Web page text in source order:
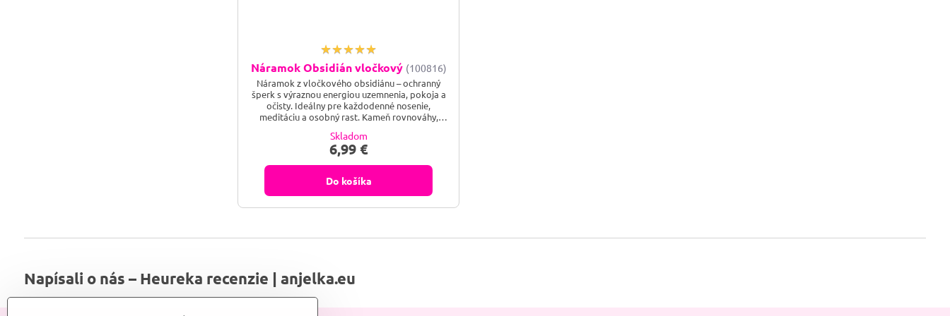
Náramok Obsidián vločkový (100816)
Náramok z vločkového obsidiánu – ochranný
šperk s výraznou energiou uzemnenia, pokoja a
očisty. Ideálny pre každodenné nosenie,
meditáciu a osobný rast. Kameň rovnováhy,
spája ticho noci s múdrosťou duše – nechaj ho
očistiť tvoju energiu a ukotviť ťa v prítomnosti.
Skladom
6,99 €
Do košíka
Napísali o nás – Heureka recenzie | anjelka.eu